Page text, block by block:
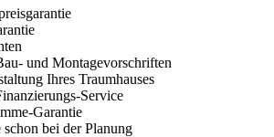
und Montagevorschriften
Ihres Traumhauses
Service
Garantie
bei der Planung